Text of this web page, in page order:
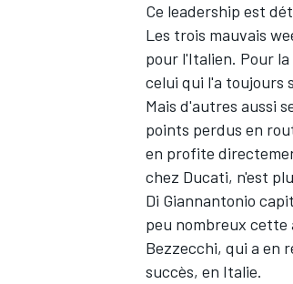
Ce leadership est
Les trois mauvais
pour l'Italien. Pour
celui qui l'a toujours
Mais d'autres aussi
points perdus en
en profite
chez Ducati, n'est
Di Giannantonio
peu nombreux
Bezzecchi, qui a en
succès, en Italie.